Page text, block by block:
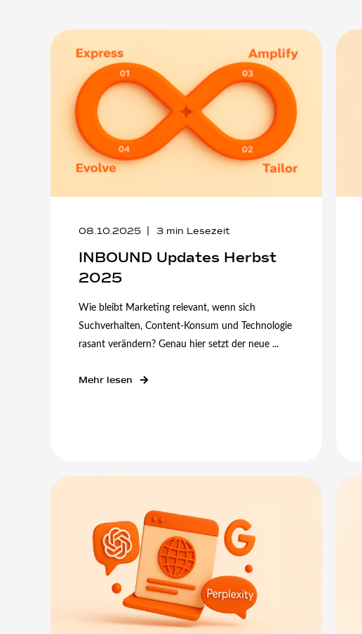
08.10.2025 3 min Lesezeit
INBOUND Updates Herbst
2025
Wie bleibt Marketing relevant, wenn sich
Suchverhalten, Content-Konsum und Technologie
rasant verändern? Genau hier setzt der neue ...
Mehr lesen